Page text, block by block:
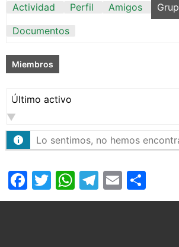
Actividad Perfil Amigos
Documentos
Miembros
Ordenar
por:
Lo sentimos, no hemos
Facebook
Twitter
WhatsApp
Telegram
Email